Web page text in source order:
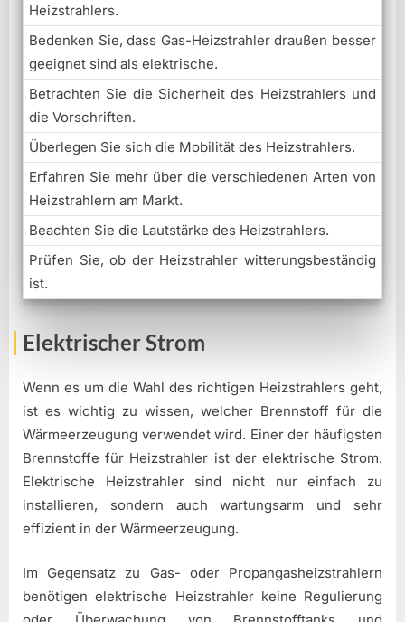
Heizstrahlers.
Bedenken Sie, dass Gas-Heizstrahler draußen besser
geeignet sind als elektrische.
Betrachten Sie die Sicherheit des Heizstrahlers und
die Vorschriften.
Überlegen Sie sich die Mobilität des Heizstrahlers.
Erfahren Sie mehr über die verschiedenen Arten von
Heizstrahlern am Markt.
Beachten Sie die Lautstärke des Heizstrahlers.
Prüfen Sie, ob der Heizstrahler witterungsbeständig
ist.
Elektrischer Strom
Wenn es um die Wahl des richtigen Heizstrahlers geht,
ist es wichtig zu wissen, welcher Brennstoff für die
Wärmeerzeugung verwendet wird. Einer der häufigsten
Brennstoffe für Heizstrahler ist der elektrische Strom.
Elektrische Heizstrahler sind nicht nur einfach zu
installieren, sondern auch wartungsarm und sehr
effizient in der Wärmeerzeugung.
Im Gegensatz zu Gas- oder Propangasheizstrahlern
benötigen elektrische Heizstrahler keine Regulierung